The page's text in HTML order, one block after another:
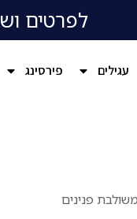
לפרטים
עגילים פירסינג
פנינים